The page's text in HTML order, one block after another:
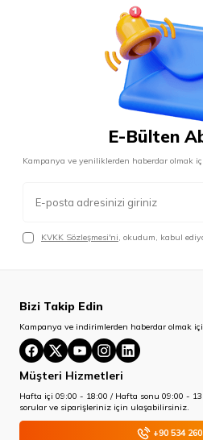
E-Bülten
Kampanya ve yeniliklerden haberdar olmak
KVKK Sözleşmesi'ni, okudum, kabul
Bizi Takip Edin
Kampanya ve indirimlerden haberdar olmak
Müşteri Hizmetleri
Hafta içi 09:00 - 18:00 / Hafta sonu 09:00 -
sorular ve siparişleriniz için ulaşabilirsiniz.
+90 534